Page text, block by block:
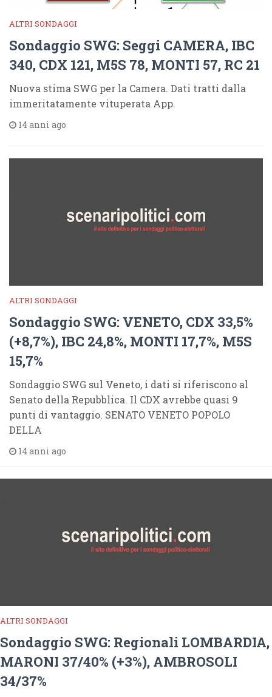
ALTRI SONDAGGI
Sondaggio SWG: Seggi CAMERA, IBC
340, CDX 121, M5S 78, MONTI 57, RC 21
Nuova stima SWG per la Camera. Dati tratti dalla
immeritatamente vituperata App.
14 anni ago
ALTRI SONDAGGI
Sondaggio SWG: VENETO, CDX 33,5%
(+8,7%), IBC 24,8%, MONTI 17,7%, M5S
15,7%
Sondaggio SWG sul Veneto, i dati si riferiscono al
Senato della Repubblica. Il CDX avrebbe quasi 9
punti di vantaggio. SENATO VENETO POPOLO
DELLA
14 anni ago
ALTRI SONDAGGI
Sondaggio SWG: Regionali LOMBARDIA,
MARONI 37/40% (+3%), AMBROSOLI
34/37%